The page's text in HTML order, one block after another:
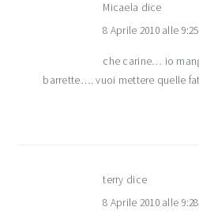
Micaela dice
8 Aprile 2010 alle 9:25
che carine… io
barrette…. vuoi mettere quelle
terry dice
8 Aprile 2010 alle 9:28